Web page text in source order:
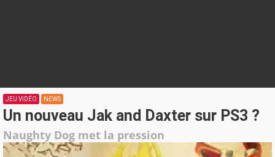
JEU VIDÉO NEWS
Un nouveau Jak and Daxter sur PS3 ?
Naughty Dog met la pression